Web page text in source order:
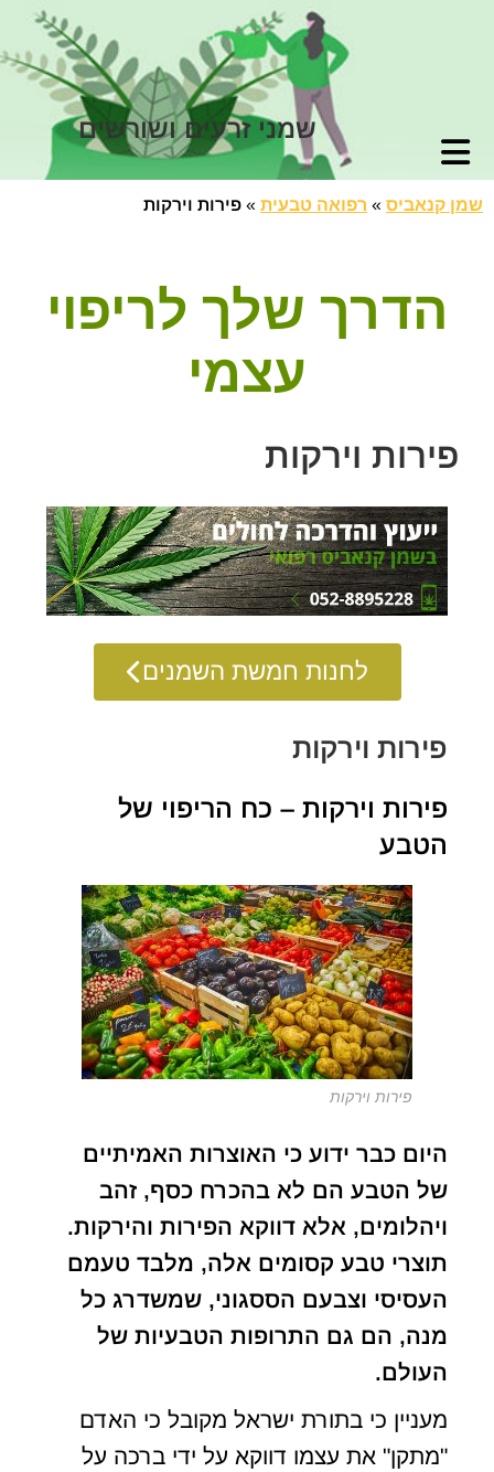
שמני זרעים ושורשים
שמן קנאביס » רפואה טבעית » פירות וירקות
הדרך שלך לריפוי
עצמי
פירות וירקות
לחנות חמשת השמנים
פירות וירקות
פירות וירקות – כח הריפוי של
הטבע
פירות וירקות
היום כבר ידוע כי האוצרות האמיתיים
של הטבע הם לא בהכרח כסף, זהב
ויהלומים, אלא דווקא הפירות והירקות.
תוצרי טבע קסומים אלה, מלבד טעמם
העסיסי וצבעם הססגוני, שמשדרג כל
מנה, הם גם התרופות הטבעיות של
העולם.
מעניין כי בתורת ישראל מקובל כי האדם
"מתקן" את עצמו דווקא על ידי ברכה על